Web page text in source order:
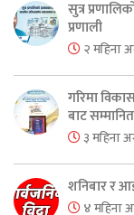
सुत्र
प्रणाली
२ महिना
गरिमा
बाट सम्मानित
३ महिना
शनिबार र
४ महिना